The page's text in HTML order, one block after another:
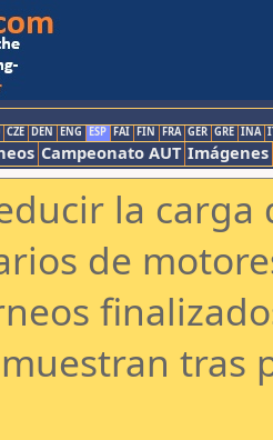
CZE DEN ENG ESP FAI FIN FRA GER GRE INA
Campeonato AUT Imágenes
la
de
tras